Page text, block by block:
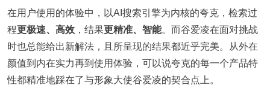
在用户使用的体验中，以AI搜索引擎为内核的夸克，检索过
程更极速、高效 ，结果更精准、智能。而谷爱凌在面对挑战
时也总能给出新解法，且所呈现的结果都近乎完美。从外在
颜值到内在实力再到使用体验，可以说夸克的每一个产品特
性都精准地踩在了与形象大使谷爱凌的契合点上。